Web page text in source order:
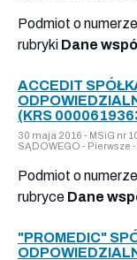
Podmiot o numerze
rubryki Dane
ACCEDIT
(KRS
30 maja 2016 - MSiG nr
SĄDOWEGO - Pierwsze
Podmiot o numerze
rubryce Dane
"PROMEDIC"